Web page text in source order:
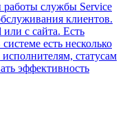
работы службы Service
клиентов.
с сайта. Есть
есть несколько
исполнителям, статусам
эффективность